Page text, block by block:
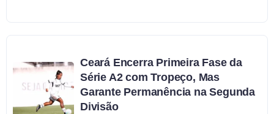
Ceará Encerra Primeira Fase da
Série A2 com Tropeço, Mas
Garante Permanência na Segunda
Divisão